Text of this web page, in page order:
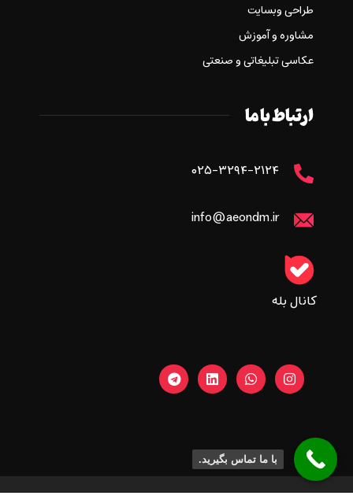
طراحی وبسایت
مشاوره و آموزش
عکاسی تبلیغاتی و صنعتی
ارتباط با ما
۰۲۵-۳۲۹۴-۲۱۲۴
info@aeondm.ir
کانال بله
با ما تماس بگیرید.